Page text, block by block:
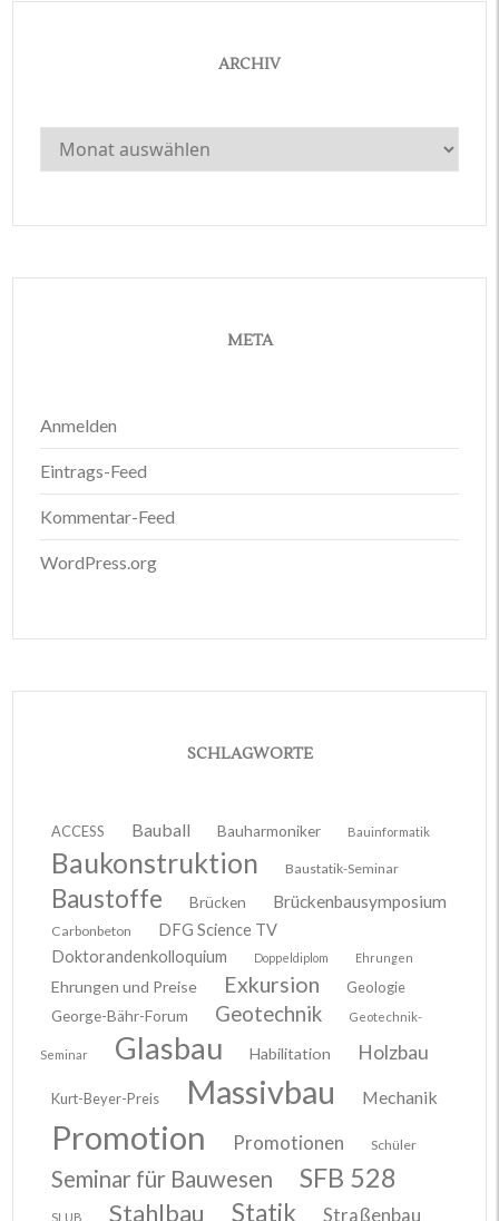
ARCHIV
Archiv
META
Anmelden
Eintrags-Feed
Kommentar-Feed
WordPress.org
SCHLAGWORTE
ACCESS Bauball Bauharmoniker Bauinformatik
Baukonstruktion Baustatik-Seminar
Baustoffe Brücken Brückenbausymposium
Carbonbeton
DFG Science TV
Doktorandenkolloquium
Doppeldiplom Ehrungen
Ehrungen und Preise Exkursion
Geologie
George-Bähr-Forum
Geotechnik Geotechnik-
Seminar Glasbau Habilitation Holzbau
Kurt-Beyer-Preis Massivbau Mechanik
Promotion Promotionen Schüler
Seminar für Bauwesen SFB 528
SLUB Stahlbau Statik Straßenbau